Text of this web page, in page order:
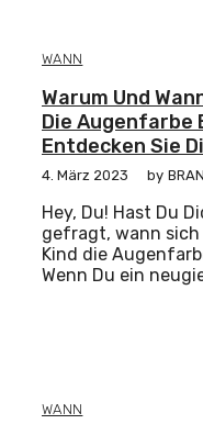
WANN
Warum Und
Die Augenfarbe
Entdecken Sie
4. März 2023 by
Hey, Du! Hast Du
gefragt, wann sich
Kind die
Wenn Du ein
WANN